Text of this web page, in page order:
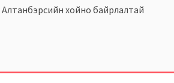
хойно байрлалтай